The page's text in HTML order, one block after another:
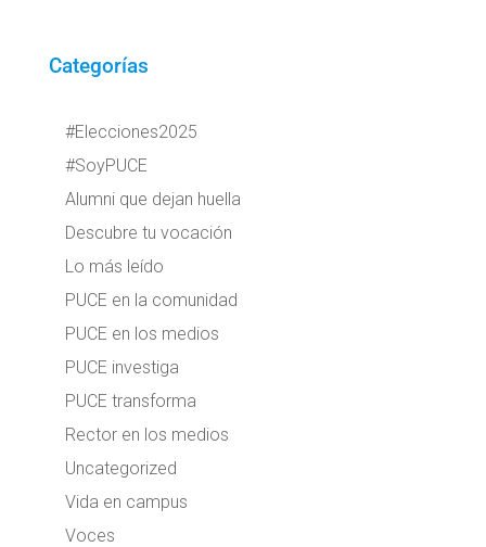
Categorías
#Elecciones2025
#SoyPUCE
Alumni que dejan huella
Descubre tu vocación
Lo más leído
PUCE en la comunidad
PUCE en los medios
PUCE investiga
PUCE transforma
Rector en los medios
Uncategorized
Vida en campus
Voces